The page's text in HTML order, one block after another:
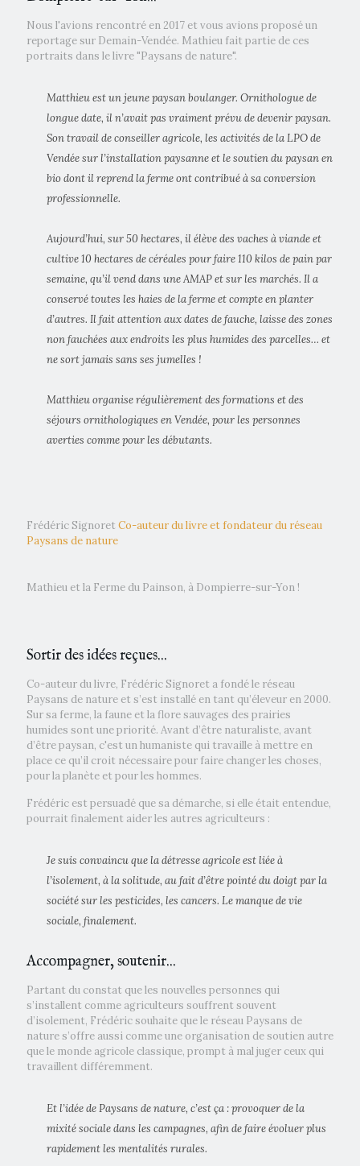
Nous l'avions rencontré en 2017 et vous avions proposé un
reportage sur Demain-Vendée. Mathieu fait partie de ces
portraits dans le livre "Paysans de nature".
Matthieu est un jeune paysan boulanger. Ornithologue de
longue date, il n’avait pas vraiment prévu de devenir paysan.
Son travail de conseiller agricole, les activités de la LPO de
Vendée sur l’installation paysanne et le soutien du paysan en
bio dont il reprend la ferme ont contribué à sa conversion
professionnelle.
Aujourd’hui, sur 50 hectares, il élève des vaches à viande et
cultive 10 hectares de céréales pour faire 110 kilos de pain par
semaine, qu’il vend dans une AMAP et sur les marchés. Il a
conservé toutes les haies de la ferme et compte en planter
d’autres. Il fait attention aux dates de fauche, laisse des zones
non fauchées aux endroits les plus humides des parcelles… et
ne sort jamais sans ses jumelles !
Matthieu organise régulièrement des formations et des
séjours ornithologiques en Vendée, pour les personnes
averties comme pour les débutants.
Frédéric Signoret Co-auteur du livre et fondateur du réseau
Paysans de nature
Mathieu et la Ferme du Painson, à Dompierre-sur-Yon !
Sortir des idées reçues...
Co-auteur du livre, Frédéric Signoret a fondé le réseau
Paysans de nature et s’est installé en tant qu’éleveur en 2000.
Sur sa ferme, la faune et la flore sauvages des prairies
humides sont une priorité. Avant d’être naturaliste, avant
d’être paysan, c'est un humaniste qui travaille à mettre en
place ce qu’il croit nécessaire pour faire changer les choses,
pour la planète et pour les hommes.
Frédéric est persuadé que sa démarche, si elle était entendue,
pourrait finalement aider les autres agriculteurs :
Je suis convaincu que la détresse agricole est liée à
l’isolement, à la solitude, au fait d’être pointé du doigt par la
société sur les pesticides, les cancers. Le manque de vie
sociale, finalement.
Accompagner, soutenir...
Partant du constat que les nouvelles personnes qui
s’installent comme agriculteurs souffrent souvent
d’isolement, Frédéric souhaite que le réseau Paysans de
nature s’offre aussi comme une organisation de soutien autre
que le monde agricole classique, prompt à mal juger ceux qui
travaillent différemment.
Et l’idée de Paysans de nature, c’est ça : provoquer de la
mixité sociale dans les campagnes, afin de faire évoluer plus
rapidement les mentalités rurales.